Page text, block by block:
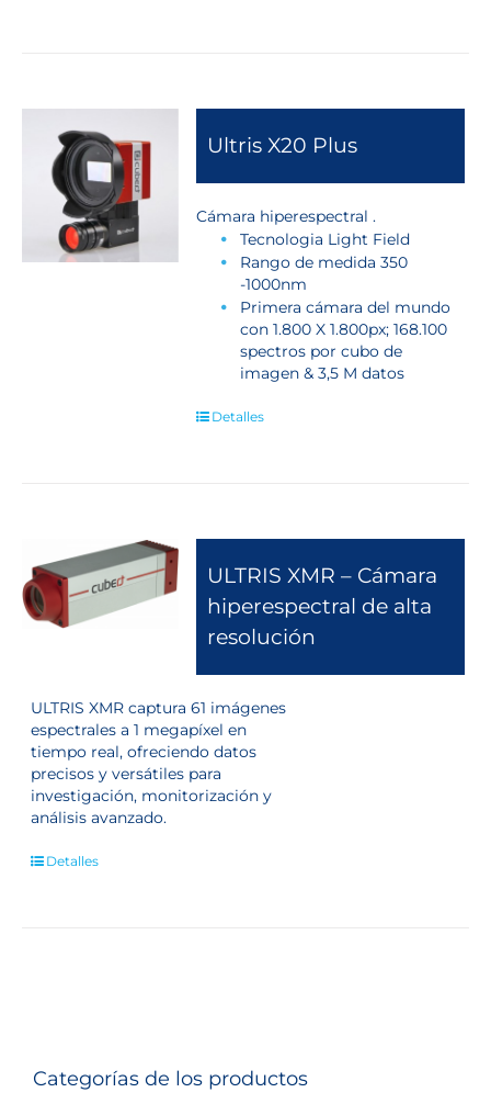
Ultris X20 Plus
Cámara hiperespectral .
Tecnologia Light Field
Rango de medida 350
-1000nm
Primera cámara del mundo
con 1.800 X 1.800px; 168.100
spectros por cubo de
imagen & 3,5 M datos
Detalles
ULTRIS XMR – Cámara
hiperespectral de alta
resolución
ULTRIS XMR captura 61 imágenes
espectrales a 1 megapíxel en
tiempo real, ofreciendo datos
precisos y versátiles para
investigación, monitorización y
análisis avanzado.
Detalles
Categorías de los productos